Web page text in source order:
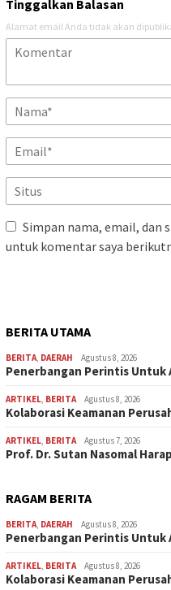
Tinggalkan Balasan
Alamat email Anda tidak akan
Simpan nama, email, dan
untuk komentar saya
BERITA UTAMA
BERITA DAERAH Agustus 8, 2026
Penerbangan Perintis
ARTIKEL BERITA Agustus 8, 2026
Kolaborasi Keamanan
ARTIKEL BERITA Agustus 7, 2026
Prof. Dr. Sutan Nasomal
RAGAM BERITA
BERITA DAERAH Agustus 8, 2026
Penerbangan Perintis
ARTIKEL BERITA Agustus 8, 2026
Kolaborasi Keamanan